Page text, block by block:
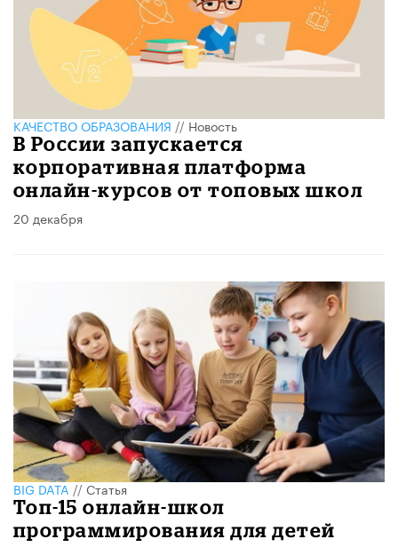
КАЧЕСТВО ОБРАЗОВАНИЯ//Новость
В России запускается
корпоративная платформа
онлайн-курсов от топовых школ
20 декабря
BIG DATA//Статья
Топ-15 онлайн-школ
программирования для детей